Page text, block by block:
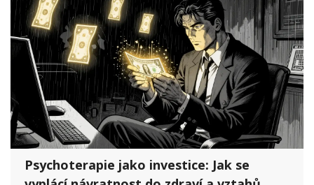
Psychoterapie jako investice: Jak se